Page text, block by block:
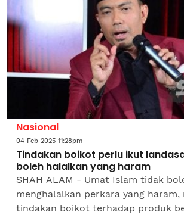
Nasional
04 Feb 2025 11:28pm
Tindakan boikot perlu ikut
boleh halalkan yang haram
SHAH ALAM - Umat Islam tidak
menghalalkan perkara yang haram,
tindakan boikot terhadap produk